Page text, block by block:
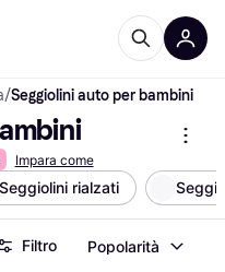
/Seggiolini auto per bambini
Impara come
Seggiolini rialzati
Filtro Popolarità